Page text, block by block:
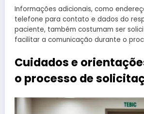
Informações adicionais, como
telefone para contato e dados do
paciente, também costumam ser
facilitar a comunicação durante o
Cuidados e
o processo de